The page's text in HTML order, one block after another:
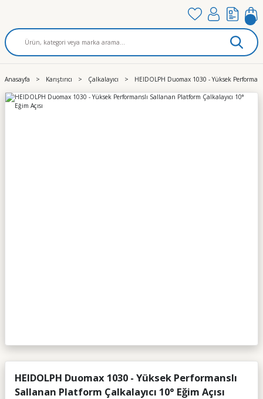
Anasayfa Karıştırıcı Çalkalayıcı HEIDOLPH Duomax 1030 - Yüksek
HEIDOLPH Duomax 1030 - Yüksek Performanslı
Sallanan Platform Çalkalayıcı 10° Eğim Açısı